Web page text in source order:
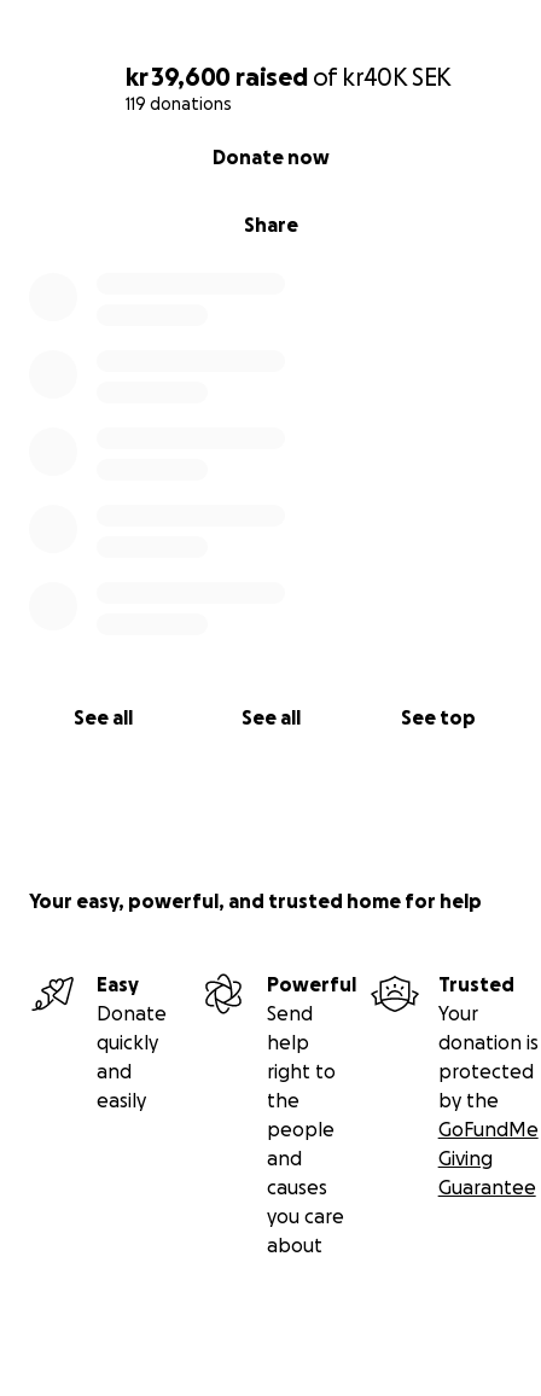
kr 39,600 raised of kr40KSEK
119 donations
Share
Donate now
See all See all See top
Your easy, powerful, and trusted home for help
Easy
Donate
quickly
and
easily
Powerful
Send
help
right to
the
people
and
causes
you care
about
Trusted
Your
donation is
protected
by the
GoFundMe
Giving
Guarantee